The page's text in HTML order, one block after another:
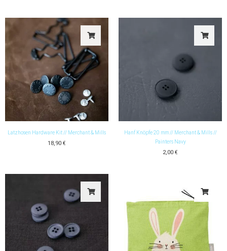
Latzhosen Hardware Kit // Merchant & Mills
18,90 €
Hanf Knöpfe 20 mm // Merchant & Mills //
Painters Navy
2,00 €